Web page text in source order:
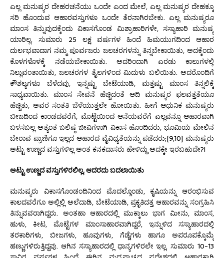
ಎಲ್ಲ ಮನುಷ್ಯರ ದೇಹರಚನೆಯು ಒಂದೇ ಎಂದ ಮೇಲೆ, ಎಲ್ಲ ಮನುಷ್ಯರ ದೇಹಕ್ಕೂ
ಸರಿ ಹೊಂದುವ ಆಹಾರವಸ್ತುಗಳೂ ಒಂದೇ ತೆರನಾಗಿರಬೇಕು. ಎಲ್ಲ ಮನುಷ್ಯರೂ
ಮಾಂಸ ತಿನ್ನುವುದಕ್ಕೆಂದು ವಿಕಾಸಗೊಂಡ ಮಿಶ್ರಾಹಾರಿಗಳೇ, ಸಸ್ಯಾಹಾರಿ ಮನುಷ್ಯ
ಯಾರಿಲ್ಲ. ಸುಮಾರು 25 ಲಕ್ಷ ವರ್ಷಗಳ ಹಿಂದೆ ಹಿಮಯುಗದಿಂದ ಆಹಾರ
ದುರ್ಲಭವಾದಾಗ ನಮ್ಮ ಪೂರ್ವಜರು ಜಲಚರಗಳನ್ನು ತಿನ್ನಬೇಕಾಯಿತು, ಅದಕ್ಕೆಂದು
ಕೊಳಗಳೊಳಕ್ಕೆ ನಡೆಯಬೇಕಾಯಿತು. ಅದರಿಂದಾಗಿ ಎರಡು ಕಾಲುಗಳಲ್ಲಿ
ನಿಲ್ಲುವಂತಾಯಿತು, ಜಲಚರಗಳ ತೈಲಗಳಿಂದ ಮಿದುಳು ಬಲಿಯಿತು. ಅದರೊಂದಿಗೆ
ಕೌಶಲ್ಯಗಳೂ ಬೆಳೆದವು, ಇನ್ನಷ್ಟು ಬೇಟೆಯಾಡಿ, ಮತ್ತಷ್ಟು ಮಾಂಸ ತಿನ್ನಲಿಕ್ಕೆ
ಸಾಧ್ಯವಾಯಿತು. ಮಾಂಸ ಸೇವನೆ ಹೆಚ್ಚಿದಂತೆ ಆದಿ ಮನುಷ್ಯರ ಫಲವತ್ತತೆಯೂ
ಹೆಚ್ಚಿತು, ಅವರ ಸಂತತಿ ಬೆಳೆಯುತ್ತಲೇ ಹೋಯಿತು. ಹೀಗೆ ಆಧುನಿಕ ಮನುಷ್ಯರು
ಬೀಜದಿಂದ ಕಾಂಡದವರೆಗೆ, ಮೊಟ್ಟೆಯಿಂದ ಆನೆಯವರೆಗೆ ಎಲ್ಲವನ್ನೂ ಆಹಾರವಾಗಿ
ಬಳಸಬಲ್ಲ ಅತ್ಯಂತ ಬಲಿಷ್ಠ ಜೀವಿಗಳಾಗಿ ವಿಕಾಸ ಹೊಂದಿದರು, ಭೂಮಿಯ ಮೇಲಿನ
ಬೇರಾವ ಪ್ರಾಣಿಗೂ ಇಲ್ಲದ ಆಹಾರದ ವೈವಿಧ್ಯತೆಯನ್ನು ಪಡೆದರು;[9,10] ಮನುಷ್ಯರು
ಅಟ್ಟು ಉಣ್ಣದ ವಸ್ತುಗಳಿಲ್ಲ ಅಂತ ಕನಕದಾಸರು ಹೇಳಿದ್ದು ಅದಕ್ಕೇ ಇರಬಹುದೇ?!
ಅಟ್ಟು ಉಣ್ಣದ ವಸ್ತುಗಳಿರಲಿಲ್ಲ, ಆದರದು ಬದಲಾಯಿತು
ಮನುಷ್ಯರು ವಿಕಾಸಗೊಂಡಂದಿನಿಂದ ಮೊದಲ್ಗೊಂಡು, ಕೃಷಿಯನ್ನು ಆರಂಭಿಸುವ
ಕಾಲದವರೆಗೂ ಅಲ್ಲಿಲ್ಲಿ ಅಲೆದಾಡಿ, ಬೇಟೆಯಾಡಿ, ಪ್ರಕೃತಿದತ್ತ ಆಹಾರವನ್ನು ಸಂಗ್ರಹಿಸಿ
ತಿನ್ನುವವರಾಗಿದ್ದರು. ಅಂತಹಾ ಆಹಾರದಲ್ಲಿ ಮುಕ್ಕಾಲು ಭಾಗ ಮೀನು, ಮಾಂಸ,
ಹುಳು, ಕೀಟ, ಮೊಟ್ಟೆಗಳ ಮಾಂಸಾಹಾರವಾಗಿದ್ದರೆ, ಇನ್ನುಳಿದ ಸಸ್ಯಾಹಾರದಲ್ಲಿ
ತರಕಾರಿಗಳು, ಬೀಜಗಳು, ಹೂವುಗಳು, ಗೆಡ್ಡೆಗಳು ಹಾಗೂ ಅಪರೂಪಕ್ಕೊಮ್ಮೆ
ಹಣ್ಣುಗಳಿರುತ್ತಿದ್ದವು. ಆಗಿನ ಸಸ್ಯಾಹಾರದಲ್ಲಿ ಧಾನ್ಯಗಳಿರಲೇ ಇಲ್ಲ. ಸುಮಾರು 10-13